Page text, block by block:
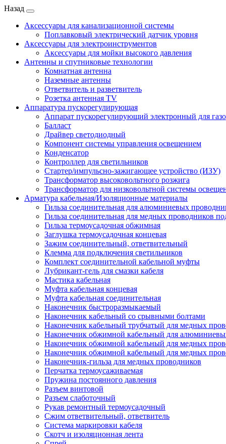
Назад
Аксессуары для канализационной системы
Поплавковый электрический датчик уровня
Аксессуары для электроинструментов
Аксессуары для мойки высокого давления
Антенны и спутниковые технологии
Комнатная антенна
Наземные антенны
Ответвитель и разветвитель
Розетка антенная TV
Аппаратура пускорегулирующая
Аппарат пускорегулирующий электронный для
Балласт
Драйвер светодиодный
Компонент системы управления освещением
Конденсатор
Контроллер для светильников
Стартер/импульсно-зажигающее устройство (ИЗУ)
Трансформатор высоковольтного розжига
Трансформатор для низковольтной системы
Арматура кабельная/Изоляционные материалы
Гильза соединительная для алюминиевых
Гильза соединительная для медных проводников
Гильза термоусадочная обжимная
Заглушка термоусадочная концевая
Зажим соединительный, ответвительный
Клемма для подключения светильников
Комплект соединительной кабельной муфты
Лубрикант-гель для смазки кабеля
Мастика кабельная
Муфта кабельная концевая
Муфта кабельная соединительная
Наконечник быстроразмыкаемый
Наконечник кабельный со срывными болтами
Наконечник кабельный трубчатый для медных
Наконечник обжимной кабельный для
Наконечник обжимной кабельный для медных
Наконечник обжимной кабельный для медных
Наконечник-гильза для медных проводников
Перчатка термоусаживаемая
Пружина постоянного давления
Разъем винтовой
Разъем слаботочный
Рукав ремонтный термоусадочный
Сжим ответвительный, ответвитель
Система маркировки кабеля
Скотч и изоляционная лента